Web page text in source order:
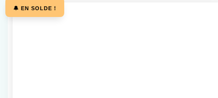
🔔 EN SOLDE !